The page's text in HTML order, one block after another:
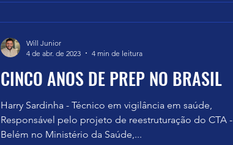
CINCO ANOS DE PREP NO BRASIL
Harry Sardinha - Técnico em vigilância em saúde,
Responsável pelo projeto de reestruturação do CTA -
Belém no Ministério da Saúde,...
Will Junior
4 de abr. de 2023
4 min de leitura